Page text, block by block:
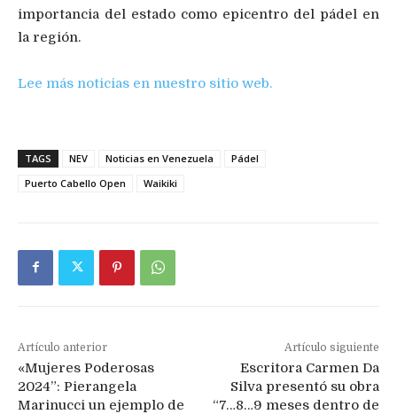
importancia del estado como epicentro del pádel en
la región.
Lee más noticias en nuestro sitio web.
TAGS NEV Noticias en Venezuela
Pádel
Puerto Cabello Open
Waikiki
Artículo anterior
«Mujeres Poderosas
2024”: Pierangela
Marinucci un ejemplo de
Artículo siguiente
Escritora Carmen Da
Silva presentó su obra
“7…8…9 meses dentro de